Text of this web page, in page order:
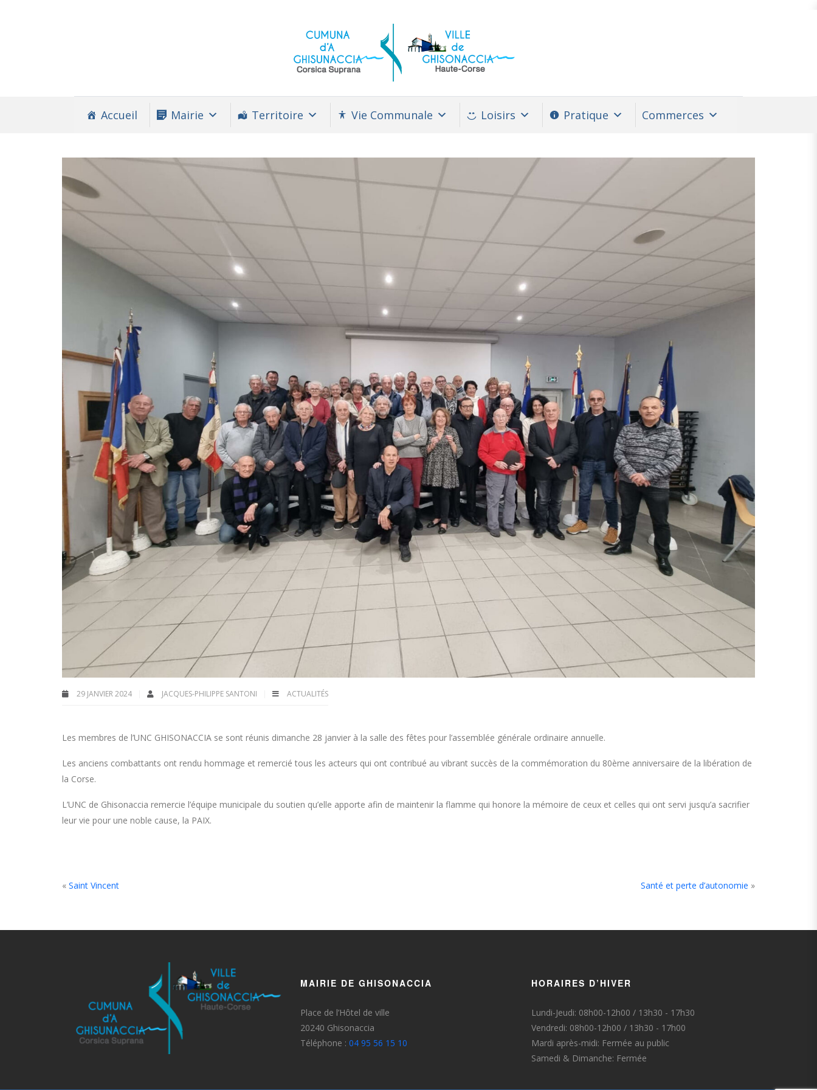
Accueil Mairie Territoire Vie Communale Loisirs Pratique Commerces
29 JANVIER 2024 JACQUES-PHILIPPE SANTONI ACTUALITÉS
Les membres de l’UNC GHISONACCIA se sont réunis dimanche 28 janvier à la salle des fêtes pour l’assemblée générale ordinaire annuelle.
Les anciens combattants ont rendu hommage et remercié tous les acteurs qui ont contribué au vibrant succès de la commémoration du 80ème anniversaire de la libération de
la Corse.
L’UNC de Ghisonaccia remercie l’équipe municipale du soutien qu’elle apporte afin de maintenir la flamme qui honore la mémoire de ceux et celles qui ont servi jusqu’a sacrifier
leur vie pour une noble cause, la PAIX.
« Saint Vincent Santé et perte d’autonomie »
MAIRIE DE GHISONACCIA
Place de l’Hôtel de ville
20240 Ghisonaccia
Téléphone : 04 95 56 15 10
HORAIRES D’HIVER
Lundi-Jeudi: 08h00-12h00 / 13h30 - 17h30
Vendredi: 08h00-12h00 / 13h30 - 17h00
Mardi après-midi: Fermée au public
Samedi & Dimanche: Fermée